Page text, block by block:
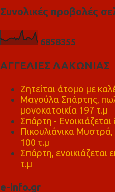
Συνολικές προβολές
6858355
ΑΓΓΕΛΙΕΣ ΛΑΚΩΝΙΑΣ
Ζητείται άτομο με
Μαγούλα Σπάρτης,
μονοκατοικία 197 τ.μ
Σπάρτη -
Πικουλιάνικα Μυστρά,
100 τ.μ
Σπάρτη, ενοικιάζεται
τ.μ
e-info.gr